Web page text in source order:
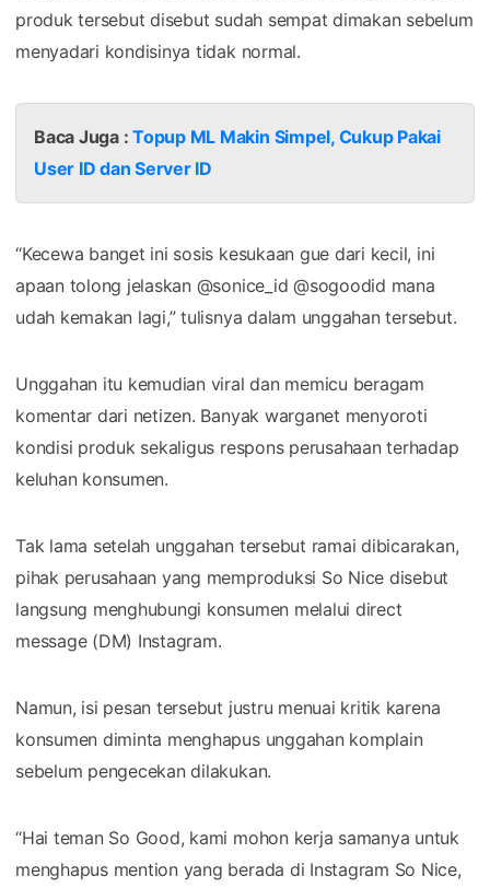
produk tersebut disebut sudah sempat dimakan sebelum
menyadari kondisinya tidak normal.
Baca Juga :Topup ML Makin Simpel, Cukup Pakai
User ID dan Server ID
“Kecewa banget ini sosis kesukaan gue dari kecil, ini
apaan tolong jelaskan @sonice_id @sogoodid mana
udah kemakan lagi,” tulisnya dalam unggahan tersebut.
Unggahan itu kemudian viral dan memicu beragam
komentar dari netizen. Banyak warganet menyoroti
kondisi produk sekaligus respons perusahaan terhadap
keluhan konsumen.
Tak lama setelah unggahan tersebut ramai dibicarakan,
pihak perusahaan yang memproduksi So Nice disebut
langsung menghubungi konsumen melalui direct
message (DM) Instagram.
Namun, isi pesan tersebut justru menuai kritik karena
konsumen diminta menghapus unggahan komplain
sebelum pengecekan dilakukan.
“Hai teman So Good, kami mohon kerja samanya untuk
menghapus mention yang berada di Instagram So Nice,